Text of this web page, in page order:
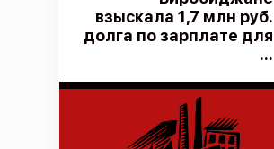
взыскала 1,7 млн руб.
долга по зарплате для
...